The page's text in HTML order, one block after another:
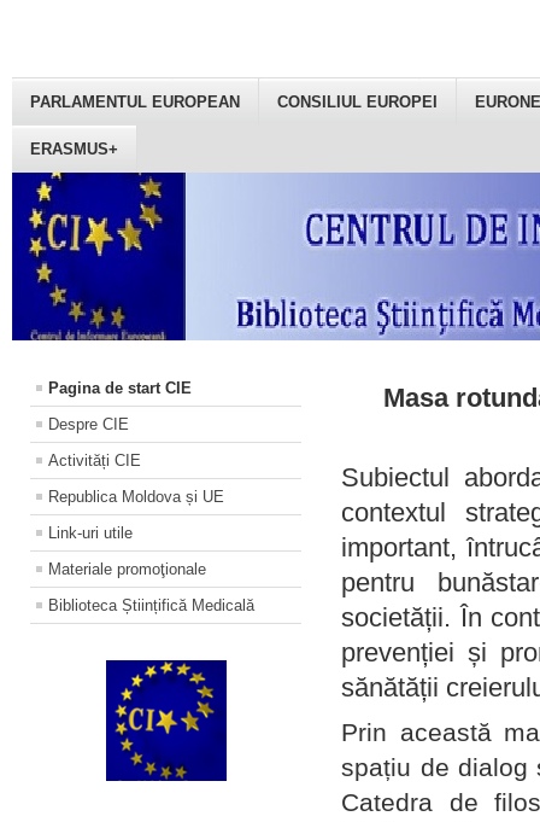
PARLAMENTUL EUROPEAN CONSILIUL EUROPEI
ERASMUS+
Pagina de start CIE
Despre CIE
Activități CIE
Republica Moldova și UE
Link-uri utile
Materiale promoţionale
Biblioteca Științifică Medicală
Masa
Subiectul
contextul
important,
pentru
societății. În
prevenției și
sănătății
Prin această
spațiu de dialog
Catedra de